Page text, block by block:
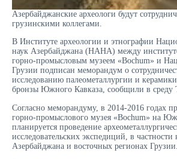
Азербайджанские археологи будут
грузинскими коллегами.
В Институте археологии и этнографии
наук Азербайджана (НАНА) между
горно-промысловым музеем «Bochum» и
Грузии подписан меморандум о
исследованию палеометаллургии и
бронзы Южного Кавказа, сообщили в среду
Согласно меморандуму, в 2014-2016 годах
горно-промыслового музея «Bochum» на
планируется проведение
исследовательских экспедиций, в
Азербайджана и восточных регионах Грузии.